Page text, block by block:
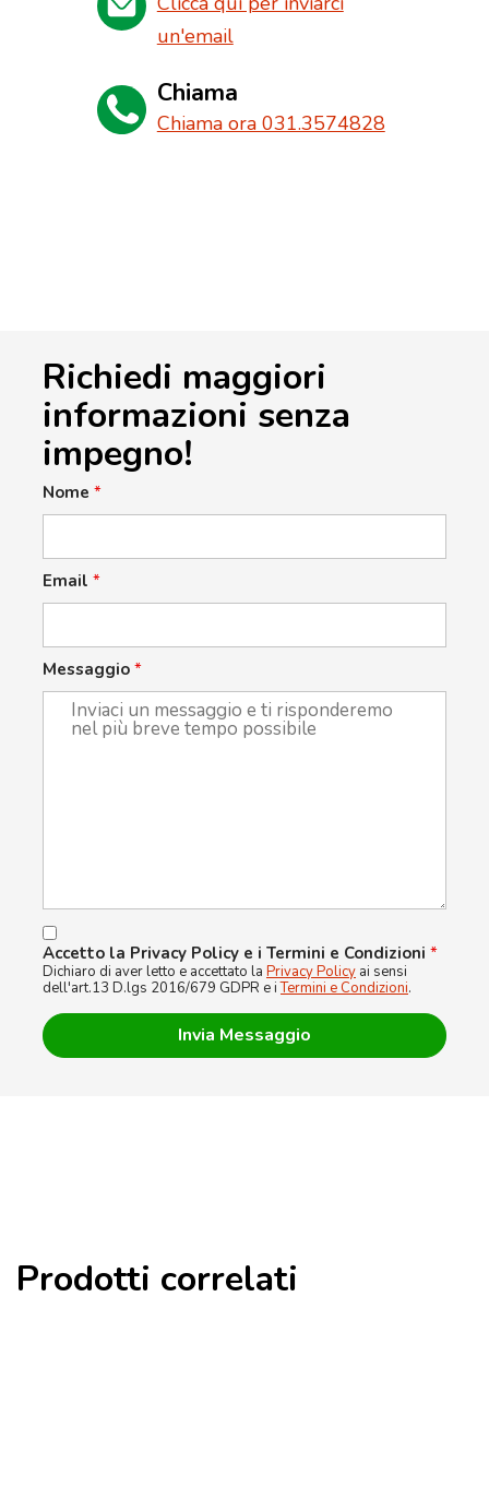
un'email
Chiama
Chiama ora 031.3574828
Richiedi maggiori
informazioni senza
impegno!
Nome *
Email *
Messaggio *
Accetto la Privacy Policy e i Termini e Condizioni *
Dichiaro di aver letto e accettato la Privacy Policy ai sensi
dell'art.13 D.lgs 2016/679 GDPR e iTermini e Condizioni.
Prodotti correlati